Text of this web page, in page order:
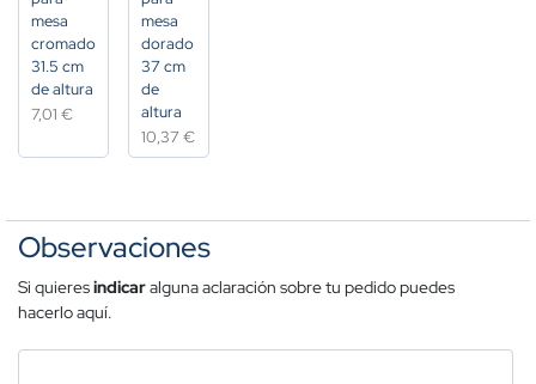
mesa
cromado
31.5 cm
de altura
7,01 €
mesa
dorado
37 cm
de
altura
10,37 €
Observaciones
Si quieresindicaralguna aclaración sobre tu pedido puedes
hacerlo aquí.